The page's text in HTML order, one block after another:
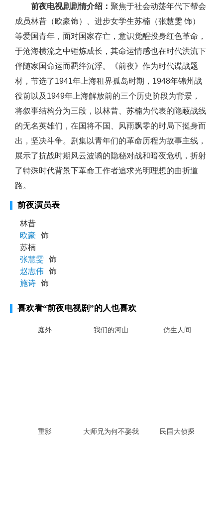
前夜电视剧剧情介绍：聚焦于社会动荡年代下帮会
成员林昔（欧豪饰）、进步女学生苏楠（张慧雯 饰）
等爱国青年，面对国家存亡，意识觉醒投身红色革命，
于沧海横流之中锤炼成长，其命运情感也在时代洪流下
伴随家国命运而羁绊沉浮。《前夜》作为时代谍战题
材，节选了1941年上海租界孤岛时期，1948年锦州战
役前以及1949年上海解放前的三个历史阶段为背景，
将叙事结构分为三段，以林昔、苏楠为代表的隐蔽战线
的无名英雄们，在国将不国、风雨飘零的时局下挺身而
出，坚决斗争。剧集以青年们的革命历程为故事主线，
展示了抗战时期风云波谲的隐秘对战和暗夜危机，折射
了特殊时代背景下革命工作者追求光明理想的曲折道
路。
前夜演员表
林昔
欧豪 饰
苏楠
张慧雯 饰
赵志伟 饰
施诗 饰
喜欢看“前夜电视剧”的人也喜欢
庭外 我们的河山 仿生人间
重影 大师兄为何不娶我 民国大侦探